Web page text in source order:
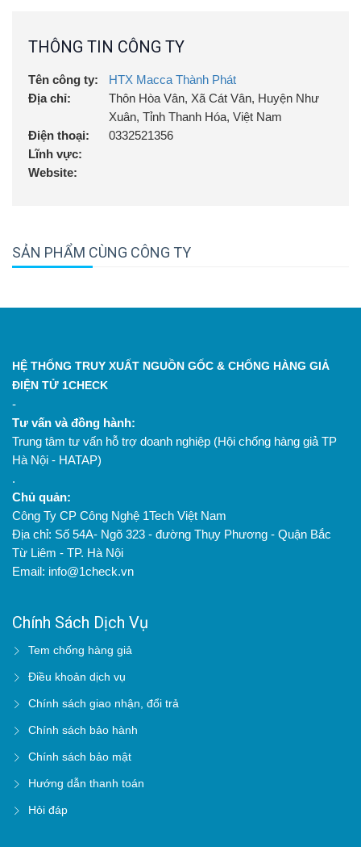
THÔNG TIN CÔNG TY
Tên công ty:
HTX Macca Thành Phát
Địa chỉ:
Thôn Hòa Vân, Xã Cát Vân, Huyện Như
Xuân, Tỉnh Thanh Hóa, Việt Nam
Điện thoại:
0332521356
Lĩnh vực:
Website:
SẢN PHẨM CÙNG CÔNG TY
HỆ THỐNG TRUY XUẤT NGUỒN GỐC & CHỐNG HÀNG GIẢ
ĐIỆN TỬ 1CHECK
-
Tư vấn và đồng hành:
Trung tâm tư vấn hỗ trợ doanh nghiệp (Hội chống hàng giả TP
Hà Nội - HATAP)
.
Chủ quản:
Công Ty CP Công Nghệ 1Tech Việt Nam
Địa chỉ: Số 54A- Ngõ 323 - đường Thụy Phương - Quận Bắc
Từ Liêm - TP. Hà Nội
Email: info@1check.vn
Chính Sách Dịch Vụ
Tem chống hàng giả
Điều khoản dịch vụ
Chính sách giao nhận, đổi trả
Chính sách bảo hành
Chính sách bảo mật
Hướng dẫn thanh toán
Hỏi đáp